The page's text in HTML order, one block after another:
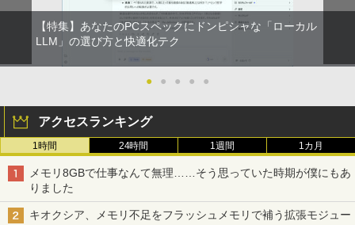
【特集】あなたのPCスペックにドンピシャな「ローカル
LLM」の選び方と快適化テク
● ● ● ● ●
アクセスランキング
1時間 24時間 1週間 1カ月
メモリ8GBで仕事なんて無理……そう思っていた時期が僕にもあ
りました
キオクシア、メモリ不足をフラッシュメモリで補う拡張モジュー